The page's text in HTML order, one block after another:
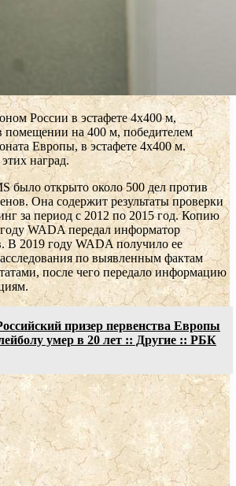
России в эстафете 4х400 м,
помещении на 400 м, победителем
Европы, в эстафете 4х400 м.
наград.
было открыто около 500 дел против
Она содержит результаты проверки
за период с 2012 по 2015 год. Копию
WADA передал информатор
В 2019 году WADA получило ее
по выявленным фактам
после чего передало информацию
призер первенства Европы
умер в 20 лет :: Другие :: РБК